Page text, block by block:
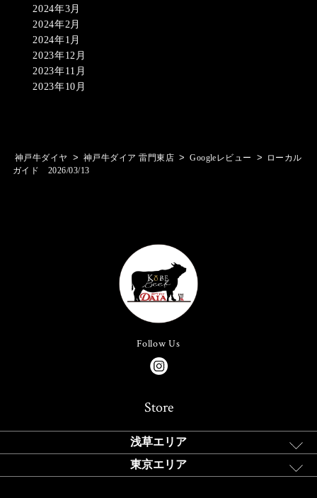
2024年3月
2024年2月
2024年1月
2023年12月
2023年11月
2023年10月
神戸牛ダイヤ > 神戸牛ダイア 雷門東店 > Googleレビュー >
ローカル
ガイド 2026/03/13
Follow Us
Store
浅草エリア
東京エリア